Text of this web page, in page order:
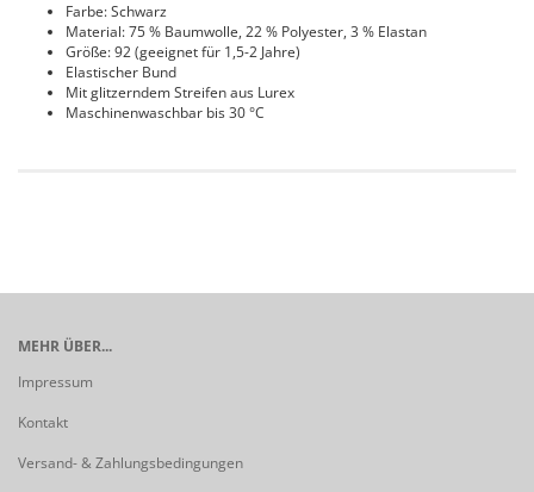
Farbe: Schwarz
Material: 75 % Baumwolle, 22 % Polyester, 3 % Elastan
Größe: 92 (geeignet für 1,5-2 Jahre)
Elastischer Bund
Mit glitzerndem Streifen aus Lurex
Maschinenwaschbar bis 30 °C
MEHR ÜBER...
Impressum
Kontakt
Versand- & Zahlungsbedingungen